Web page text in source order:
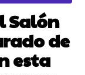
Salón
de
esta